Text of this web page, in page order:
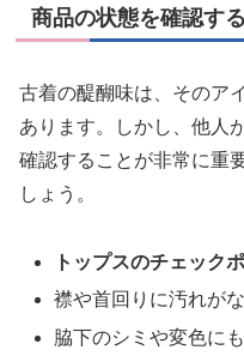
商品の状態を確認する
古着の醍醐味は、そのア
あります。しかし、他人
確認することが非常に重
しょう。
トップスのチェック
襟や首回りに汚れが
脇下のシミや変色に